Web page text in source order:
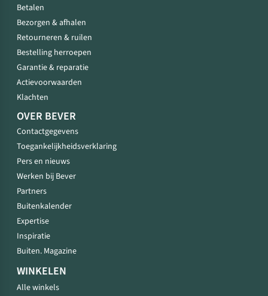
Betalen
Bezorgen & afhalen
Retourneren & ruilen
Bestelling herroepen
Garantie & reparatie
Actievoorwaarden
Klachten
OVER BEVER
Contactgegevens
Toegankelijkheidsverklaring
Pers en nieuws
Werken bij Bever
Partners
Buitenkalender
Expertise
Inspiratie
Buiten. Magazine
WINKELEN
Alle winkels